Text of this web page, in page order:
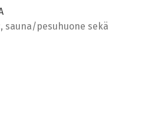
sauna/pesuhuone sekä